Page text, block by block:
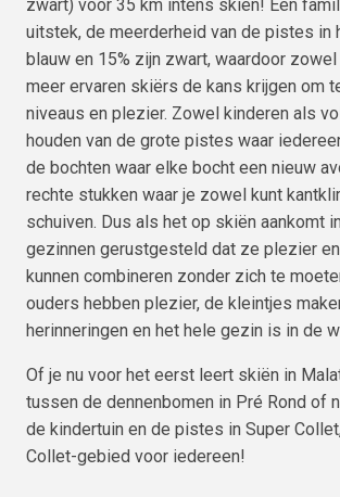
zwart) voor 35 km intens skiën! Een
uitstek, de meerderheid van de pistes in
blauw en 15% zijn zwart, waardoor
meer ervaren skiërs de kans krijgen om
niveaus en plezier. Zowel kinderen als
houden van de grote pistes waar
de bochten waar elke bocht een nieuw
rechte stukken waar je zowel kunt
schuiven. Dus als het op skiën aankomt
gezinnen gerustgesteld dat ze plezier
kunnen combineren zonder zich te
ouders hebben plezier, de kleintjes
herinneringen en het hele gezin is in de
Of je nu voor het eerst leert skiën in
tussen de dennenbomen in Pré Rond of
de kindertuin en de pistes in Super
Collet-gebied voor iedereen!